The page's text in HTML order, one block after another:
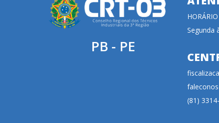
PB - PE
Segunda
(81)